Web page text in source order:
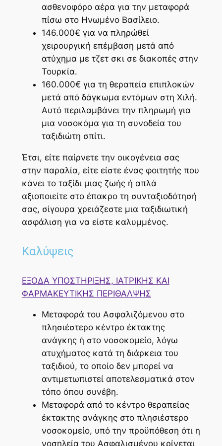
ασθενοφόρο αέρα για την μεταφορά
πίσω στο Ηνωμένο Βασίλειο.
146.000€ για να πληρώθεί
χειρουργική επέμβαση μετά από
ατύχημα με τζετ σκι σε διακοπές στην
Τουρκία.
160.000€ για τη θεραπεία επιπλοκών
μετά από δάγκωμα εντόμων στη Χιλή.
Αυτό περιλαμβάνει την πληρωμή για
μια νοσοκόμα για τη συνοδεία του
ταξιδιώτη σπίτι.
Έτσι, είτε παίρνετε την οικογένεια σας
στην παραλία, είτε είστε ένας φοιτητής που
κάνει το ταξίδι μιας ζωής ή απλά
αξιοποιείτε στο έπακρο τη συνταξιοδότησή
σας, σίγουρα χρειάζεστε μια ταξιδιωτική
ασφάλιση για να είστε καλυμμένος.
Καλύψεις
ΕΞΟΔΑ ΥΠΟΣΤΗΡΙΞΗΣ, ΙΑΤΡΙΚΗΣ ΚΑΙ
ΦΑΡΜΑΚΕΥΤΙΚΗΣ ΠΕΡΙΘΑΛΨΗΣ
Μεταφορά του Ασφαλιζόμενου στο
πλησιέστερο κέντρο έκτακτης
ανάγκης ή στο νοσοκομείο, λόγω
ατυχήματος κατά τη διάρκεια του
ταξιδιού, το οποίο δεν μπορεί να
αντιμετωπιστεί αποτελεσματικά στον
τόπο όπου συνέβη.
Μεταφορά από το κέντρο θεραπείας
έκτακτης ανάγκης στο πλησιέστερο
νοσοκομείο, υπό την προϋπόθεση ότι η
νοσηλεία του Ασφαλισμένου κρίνεται